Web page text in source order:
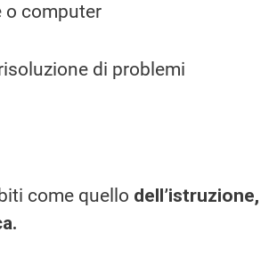
o computer
di problemi
come quello dell’istruzione,